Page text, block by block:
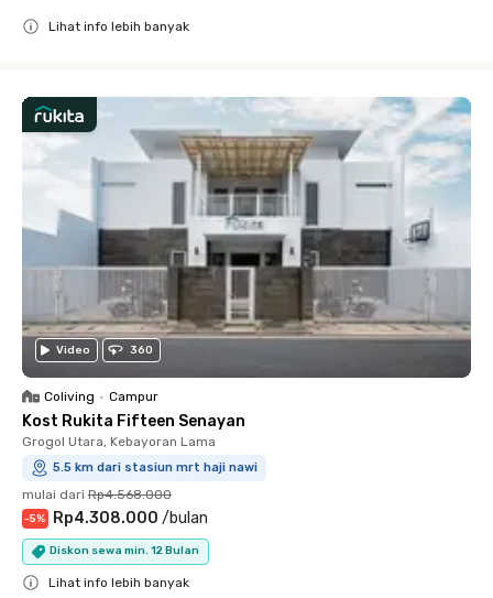
Lihat info lebih banyak
Video 360
Coliving • Campur
Kost Rukita Fifteen Senayan
Grogol Utara, Kebayoran Lama
5.5 km dari stasiun mrt haji nawi
mulai dari Rp4.568.000
-5% Rp4.308.000 /bulan
Diskon sewa min. 12 Bulan
Lihat info lebih banyak